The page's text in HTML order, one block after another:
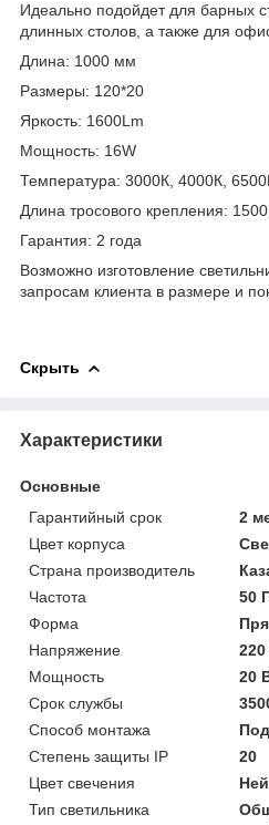
Идеально подойдет для барных
длинных столов, а также для
Длина: 1000 мм
Размеры: 120*20
Яркость: 1600Lm
Мощность: 16W
Температура: 3000К, 4000К,
Длина тросового крепления:
Гарантия: 2 года
Возможно изготовление
запросам клиента в размере и
Скрыть
Характеристики
Основные
Гарантийный срок
2
Цвет корпуса
Страна производитель
Частота
50
Форма
Напряжение
Мощность
20
Срок службы
Способ монтажа
Степень защиты IP
20
Цвет свечения
Тип светильника